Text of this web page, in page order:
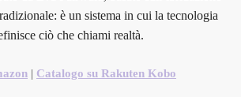
è un sistema in cui la tecnologia
ciò che chiami realtà.
| Catalogo su Rakuten Kobo